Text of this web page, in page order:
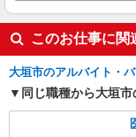
キープ
派遣社員
株式会社kotrio /●NG-
夕
このお仕事に関
大垣市のアルバイト・
同じ職種から大垣